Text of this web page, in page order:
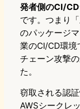
発者側のCI/
です。つまり
のパッケージ
業のCI/CD環境
チェーン攻撃
た。
窃取される認
AWSシークレ